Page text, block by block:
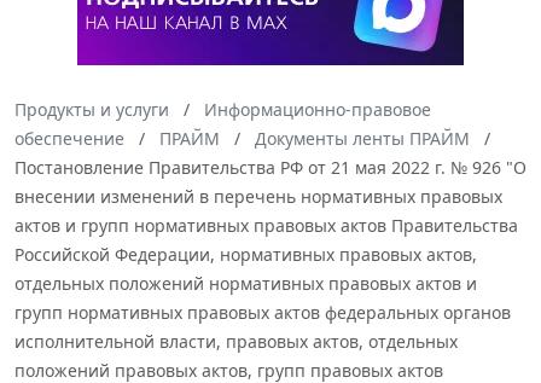
Продукты и услуги
Информационно-правовое
обеспечение
ПРАЙМ
Документы ленты ПРАЙМ
Постановление Правительства РФ от 21 мая 2022 г. № 926 "О
внесении изменений в перечень нормативных правовых
актов и групп нормативных правовых актов Правительства
Российской Федерации, нормативных правовых актов,
отдельных положений нормативных правовых актов и
групп нормативных правовых актов федеральных органов
исполнительной власти, правовых актов, отдельных
положений правовых актов, групп правовых актов